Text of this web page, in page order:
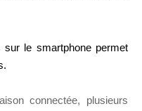
le smartphone permet
connectée, plusieurs